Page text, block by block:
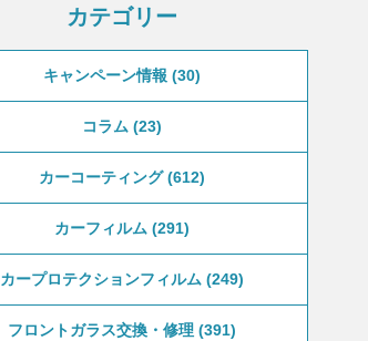
カテゴリー
キャンペーン情報 30
コラム 23
カーコーティング 612
カーフィルム 291
カープロテクションフィルム 249
フロントガラス交換・修理 391